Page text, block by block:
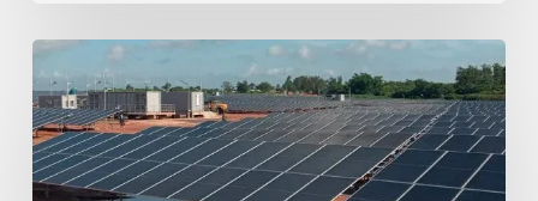
Sincronizado
parque
solar
fotovoltaico
en